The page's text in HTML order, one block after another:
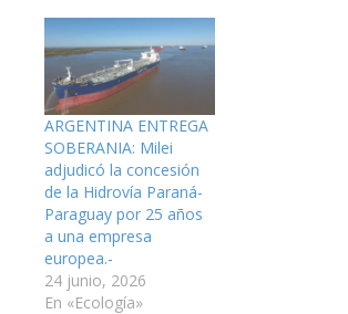
ARGENTINA ENTREGA
SOBERANIA: Milei
adjudicó la concesión
de la Hidrovía Paraná-
Paraguay por 25 años
a una empresa
europea.-
24 junio, 2026
En «Ecología»